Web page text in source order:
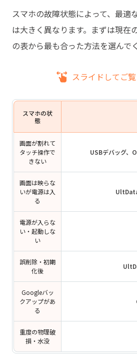
Part5．バックアップが
タ復元方法
質問
スマホの故障状態によって、最適
は大きく異なります。まずは現在
の表から最も合った方法を選んで
スライドしてご
スマホの状
態
画面が割れて
タッチ操作で
きない
USBデバッグ、
画面は映らな
いが電源は入
る
電源が入らな
い・起動しな
い
誤削除・初期
化後
Googleバッ
クアップがあ
る
重度の物理破
損・水没